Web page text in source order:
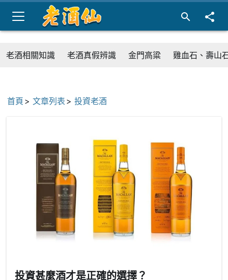
老酒相關知識 老酒真假辨識 金門高粱 雞血石、壽山
首頁 文章列表 投資老酒
投資甚麼酒才是正確的選擇？